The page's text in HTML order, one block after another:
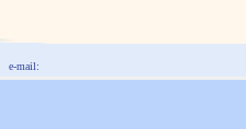
e-mail: